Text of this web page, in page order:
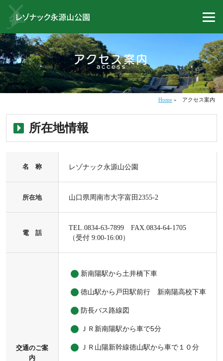
アクセス案内
access
Home » アクセス案内
所在地情報
名 称 レゾナック永源山公園
所在地 山口県周南市大字富田2355-2
電 話
TEL.0834-63-7899 FAX.0834-64-1705
（受付 9:00-16:00）
交通のご案
内
新南陽駅から土井橋下車
徳山駅から戸田駅前行 新南陽高校下車
防長バス路線図
ＪＲ新南陽駅から車で5分
ＪＲ山陽新幹線徳山駅から車で１０分